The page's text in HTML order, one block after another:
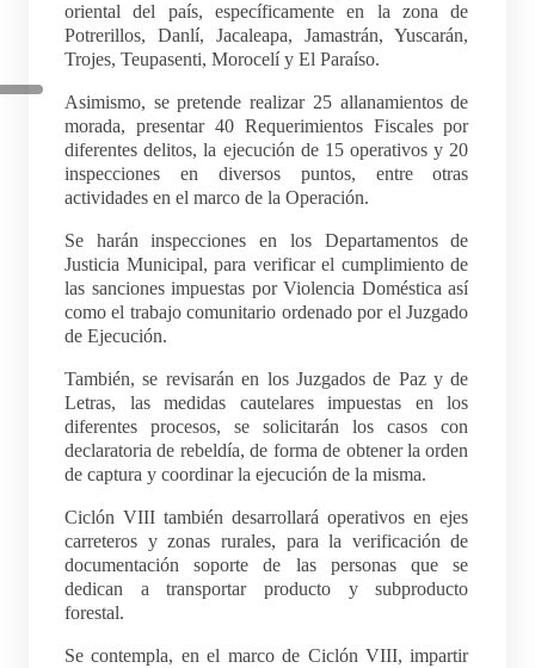
oriental del país, específicamente en la zona de
Potrerillos, Danlí, Jacaleapa, Jamastrán, Yuscarán,
Trojes, Teupasenti, Morocelí y El Paraíso.
Asimismo, se pretende realizar 25 allanamientos de
morada, presentar 40 Requerimientos Fiscales por
diferentes delitos, la ejecución de 15 operativos y 20
inspecciones en diversos puntos, entre otras
actividades en el marco de la Operación.
Se harán inspecciones en los Departamentos de
Justicia Municipal, para verificar el cumplimiento de
las sanciones impuestas por Violencia Doméstica así
como el trabajo comunitario ordenado por el Juzgado
de Ejecución.
También, se revisarán en los Juzgados de Paz y de
Letras, las medidas cautelares impuestas en los
diferentes procesos, se solicitarán los casos con
declaratoria de rebeldía, de forma de obtener la orden
de captura y coordinar la ejecución de la misma.
Ciclón VIII también desarrollará operativos en ejes
carreteros y zonas rurales, para la verificación de
documentación soporte de las personas que se
dedican a transportar producto y subproducto
forestal.
Se contempla, en el marco de Ciclón VIII, impartir